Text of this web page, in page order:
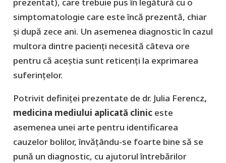
prezentat), care trebuie pus în legătură cu o
simptomatologie care este încă prezentă, chiar
și după zece ani. Un asemenea diagnostic în cazul
multora dintre pacienți necesită câteva ore
pentru că aceștia sunt reticenți la exprimarea
suferințelor.
Potrivit definiței prezentate de dr. Julia Ferencz,
medicina mediului aplicată cliniceste
asemenea unei arte pentru identificarea
cauzelor bolilor, învățându-se foarte bine să se
pună un diagnostic, cu ajutorul întrebărilor